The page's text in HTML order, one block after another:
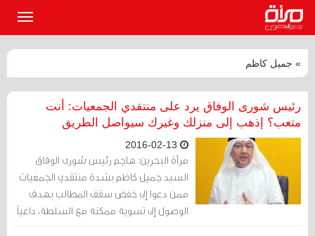
» جميل كاظم
رئيس شورى الوفاق يرد على منتقدي الجمعيات: أنت
متعب؟ إذهب إلى منزلك وغيرك سيواصل الطريق
مرآة البحرين: هاجم رئيس شورى الوفاق
السيد جميل كاظم بشدة منتقدي الجمعيات
ممن دعوا إلى خفض سقف المطالب بهدف
الوصول إلى تسوية ممكنة مع السلطة، داعياً
"المتعبين" للعودة إلى منازهم لأن هناك من